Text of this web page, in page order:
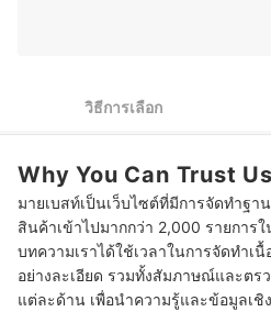
4
5
สำหรับกลุ่มผู้สูงอายุ เลือกอาหารเ
บำรุงระบบสมองและหัวใจ
10 อาหารเสริมแอมเวย์ ตัวไหนดี รวมวิต
บทความที่เกี่ยวข้องกับอาหารเสริมแอมเวย์
วิธีการเลือก
Why You Can Trust Us
มายเบสท์เป็นเว็บไซต์ที่มีการจัดทำฐ
สินค้าเข้าไปมากกว่า 2,000 รายการ
บทความเราได้ใช้เวลาในการจัดทำเ
อย่างละเอียด รวมทั้งสัมภาษณ์และต
แต่ละด้าน เพื่อนำความรู้และข้อมูลเ